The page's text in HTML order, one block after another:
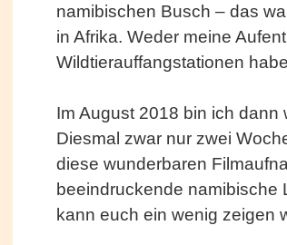
namibischen Busch – das
in Afrika. Weder meine
Wildtierauffangstationen
Im August 2018 bin ich
Diesmal zwar nur zwei
diese wunderbaren
beeindruckende namibische
kann euch ein wenig zeigen